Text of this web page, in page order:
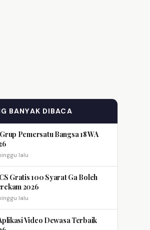
BANYAK DIBACA
Pemersatu Bangsa 18 WA
lalu
Gratis 100 Syarat Ga Boleh
2026
lalu
Video Dewasa Terbaik